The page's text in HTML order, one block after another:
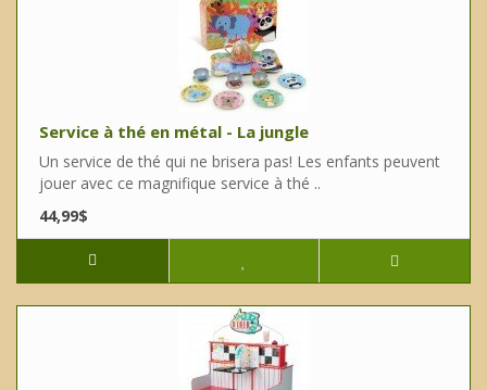
Service à thé en métal - La jungle
Un service de thé qui ne brisera pas! Les enfants peuvent
jouer avec ce magnifique service à thé ..
44,99$